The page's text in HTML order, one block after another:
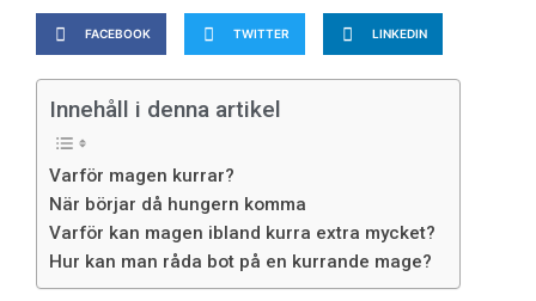
FACEBOOK TWITTER LINKEDIN
Innehåll i denna artikel
Varför magen kurrar?
När börjar då hungern komma
Varför kan magen ibland kurra extra mycket?
Hur kan man råda bot på en kurrande mage?